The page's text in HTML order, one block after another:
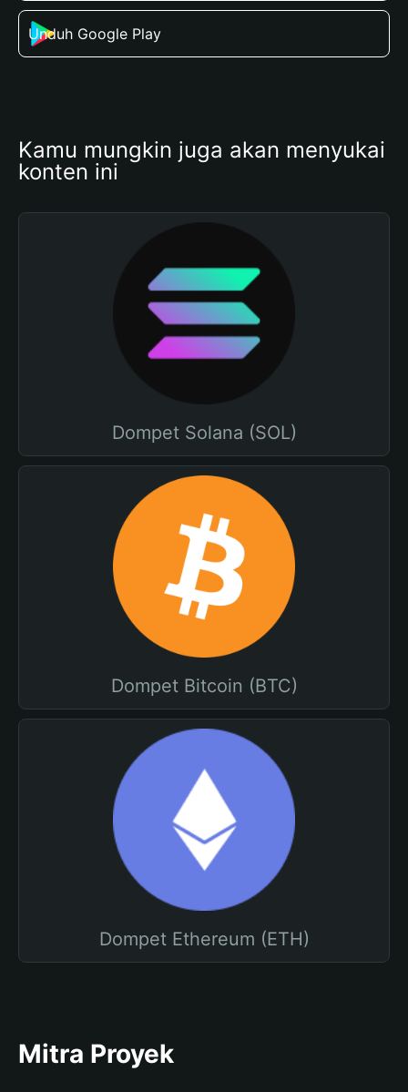
Unduh Google Play
Kamu mungkin juga akan menyukai
konten ini
Dompet Solana (SOL)
Dompet Bitcoin (BTC)
Dompet Ethereum (ETH)
Mitra Proyek